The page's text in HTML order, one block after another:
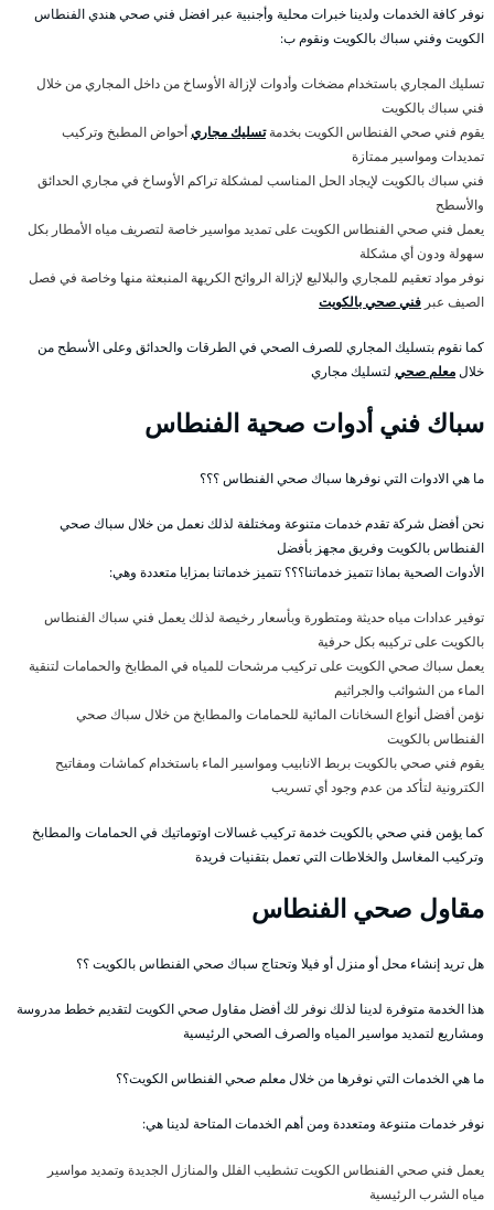
نوفر كافة الخدمات ولدينا خبرات محلية وأجنبية عبر افضل فني صحي هندي الفنطاس
الكويت وفني سباك بالكويت ونقوم ب:
تسليك المجاري باستخدام مضخات وأدوات لإزالة الأوساخ من داخل المجاري من خلال
فني سباك بالكويت
يقوم فني صحي الفنطاس الكويت بخدمةتسليك مجاريأحواض المطبخ وتركيب
تمديدات ومواسير ممتازة
فني سباك بالكويت لإيجاد الحل المناسب لمشكلة تراكم الأوساخ في مجاري الحدائق
والأسطح
يعمل فني صحي الفنطاس الكويت على تمديد مواسير خاصة لتصريف مياه الأمطار بكل
سهولة ودون أي مشكلة
نوفر مواد تعقيم للمجاري والبلاليع لإزالة الروائح الكريهة المنبعثة منها وخاصة في فصل
الصيف عبر فني صحي بالكويت
كما نقوم بتسليك المجاري للصرف الصحي في الطرقات والحدائق وعلى الأسطح من
خلالمعلم صحي لتسليك مجاري
سباك فني أدوات صحية الفنطاس
ما هي الادوات التي نوفرها سباك صحي الفنطاس ؟؟؟
نحن أفضل شركة تقدم خدمات متنوعة ومختلفة لذلك نعمل من خلال سباك صحي
الفنطاس بالكويت وفريق مجهز بأفضل
الأدوات الصحية بماذا تتميز خدماتنا؟؟؟ تتميز خدماتنا بمزايا متعددة وهي:
توفير عدادات مياه حديثة ومتطورة وبأسعار رخيصة لذلك يعمل فني سباك الفنطاس
بالكويت على تركيبه بكل حرفية
يعمل سباك صحي الكويت على تركيب مرشحات للمياه في المطابخ والحمامات لتنقية
الماء من الشوائب والجراثيم
نؤمن أفضل أنواع السخانات المائية للحمامات والمطابخ من خلال سباك صحي
الفنطاس بالكويت
يقوم فني صحي بالكويت بربط الانابيب ومواسير الماء باستخدام كماشات ومفاتيح
الكترونية لتأكد من عدم وجود أي تسريب
كما يؤمن فني صحي بالكويت خدمة تركيب غسالات اوتوماتيك في الحمامات والمطابخ
وتركيب المغاسل والخلاطات التي تعمل بتقنيات فريدة
مقاول صحي الفنطاس
هل تريد إنشاء محل أو منزل أو فيلا وتحتاج سباك صحي الفنطاس بالكويت ؟؟
هذا الخدمة متوفرة لدينا لذلك نوفر لك أفضل مقاول صحي الكويت لتقديم خطط مدروسة
ومشاريع لتمديد مواسير المياه والصرف الصحي الرئيسية
ما هي الخدمات التي نوفرها من خلال معلم صحي الفنطاس الكويت؟؟
نوفر خدمات متنوعة ومتعددة ومن أهم الخدمات المتاحة لدينا هي:
يعمل فني صحي الفنطاس الكويت تشطيب الفلل والمنازل الجديدة وتمديد مواسير
مياه الشرب الرئيسية